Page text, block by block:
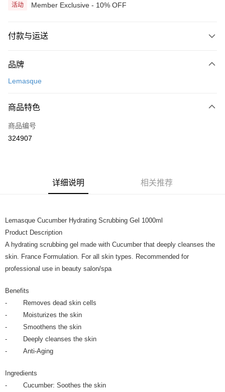
活动 Member Exclusive - 10% OFF
付款与运送
信用卡一次付清
相关说明
只有马来亚银行、联昌国际银行、大众银行、兴业银行、香港隆丰银行、伊
斯兰银行、AmBank、BSN Bank
Boost
品牌
Lemasque
商品特色
商品编号
324907
详细说明 相关推荐
Lemasque Cucumber Hydrating Scrubbing Gel 1000ml
Product Description
A hydrating scrubbing gel made with Cucumber that deeply cleanses the
skin. France Formulation. For all skin types. Recommended for
professional use in beauty salon/spa
Benefits
- Removes dead skin cells
- Moisturizes the skin
- Smoothens the skin
- Deeply cleanses the skin
- Anti-Aging
Ingredients
- Cucumber: Soothes the skin